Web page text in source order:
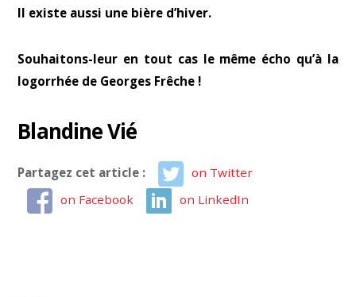
Il existe aussi une bière d’hiver.
Souhaitons-leur en tout cas le même écho qu’à la
logorrhée de Georges Frêche !
Blandine Vié
Partagez cet article :
on Twitter
on Facebook
on LinkedIn